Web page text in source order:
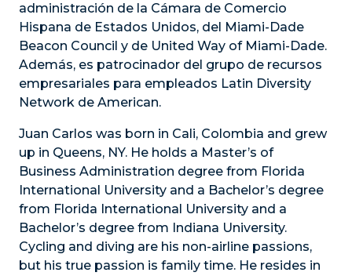
administración de la Cámara de Comercio
Hispana de Estados Unidos, del Miami-Dade
Beacon Council y de United Way of Miami-Dade.
Además, es patrocinador del grupo de recursos
empresariales para empleados Latin Diversity
Network de American.
Juan Carlos was born in Cali, Colombia and grew
up in Queens, NY. He holds a Master’s of
Business Administration degree from Florida
International University and a Bachelor’s degree
from Florida International University and a
Bachelor’s degree from Indiana University.
Cycling and diving are his non-airline passions,
but his true passion is family time. He resides in